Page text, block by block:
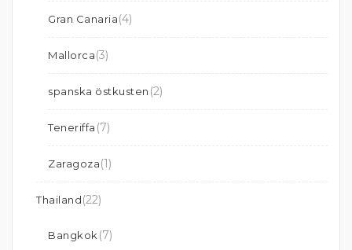
Gran Canaria(4)
Mallorca(3)
spanska östkusten (2)
Teneriffa (7)
Zaragoza(1)
Thailand(22)
Bangkok (7)